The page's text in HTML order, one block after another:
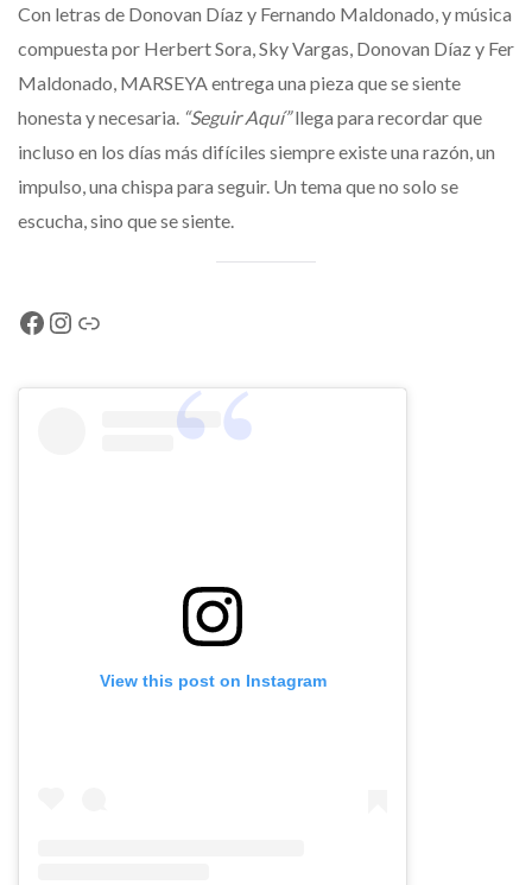
Con letras de Donovan Díaz y Fernando Maldonado, y música
compuesta por Herbert Sora, Sky Vargas, Donovan Díaz y Fer
Maldonado, MARSEYA entrega una pieza que se siente
honesta y necesaria. “Seguir Aquí”llega para recordar que
incluso en los días más difíciles siempre existe una razón, un
impulso, una chispa para seguir. Un tema que no solo se
escucha, sino que se siente.
Facebook
Instagram
Link
View this post on Instagram